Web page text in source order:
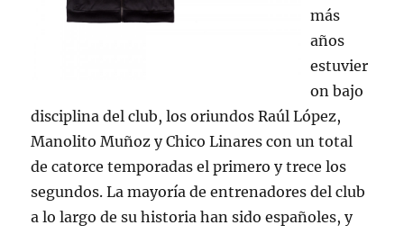
más
años
estuvier
on bajo
disciplina del club, los oriundos Raúl López,
Manolito Muñoz y Chico Linares con un total
de catorce temporadas el primero y trece los
segundos. La mayoría de entrenadores del club
a lo largo de su historia han sido españoles, y